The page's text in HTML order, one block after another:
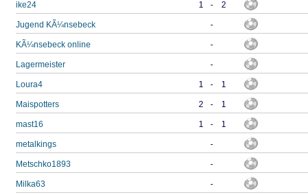
ike24 1 - 2
Jugend KÃ¼nsebeck -
KÃ¼nsebeck online -
Lagermeister -
Loura4 1 - 1
Maispotters 2 - 1
mast16 1 - 1
metalkings -
Metschko1893 -
Milka63 -